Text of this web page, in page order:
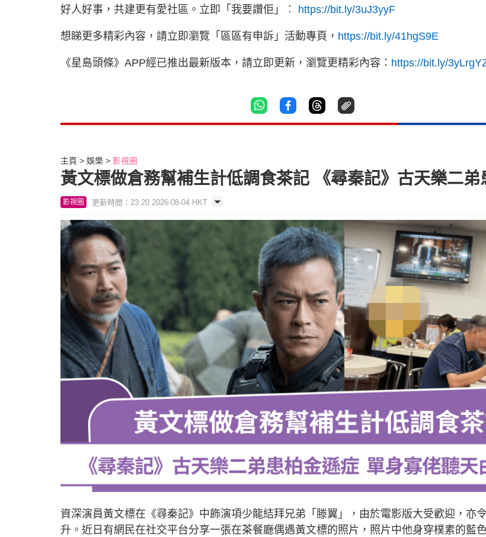
好人好事，共建更有愛社區。立即「我要讚佢」︰ https://bit.ly/3uJ3yyF
想睇更多精彩內容，請立即瀏覽「區區有申訴」活動專頁， https://bit.ly/41hgS9E
《星島頭條》APP經已推出最新版本，請立即更新，瀏覽更精彩內容： https://bit.ly/
主頁 娛樂 影視圈
黃文標做倉務幫補生計低調食茶記 《尋秦記》古天樂二
影視圈 更新時間：23:20 2026-08-04 HKT
資深演員黃文標在《尋秦記》中飾演項少龍結拜兄弟「滕翼」，由於電影版大受歡迎，亦
升。近日有網民在社交平台分享一張在茶餐廳偶遇黃文標的照片，照片中他身穿樸素的藍